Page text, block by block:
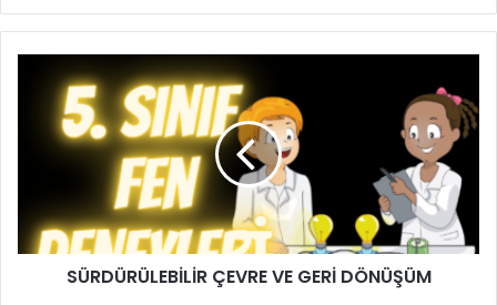
SÜRDÜRÜLEBİLİR ÇEVRE VE GERİ DÖNÜŞÜM